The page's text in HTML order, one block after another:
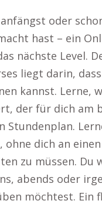
oder
hast – ein
nächste Level.
liegt darin,
kannst. Lerne,
der für dich am
Stundenplan.
ohne dich an
zu müssen. Du
abends oder
möchtest. Ein